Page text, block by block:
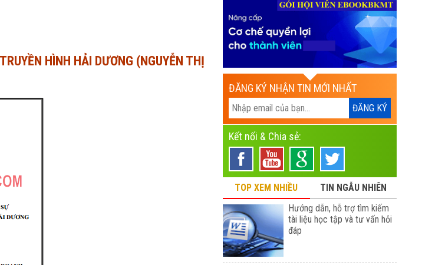
HÌNH HẢI DƯƠNG (NGUYỄN THỊ
ĐĂNG KÝ NHẬN TIN MỚI NHẤT
Kết nối & Chia sẻ:
TOP XEM NHIỀU
TIN NGẪU NHIÊN
Hướng dẫn, hỗ trợ tìm kiếm
tài liệu học tập và tư vấn hỏi
đáp